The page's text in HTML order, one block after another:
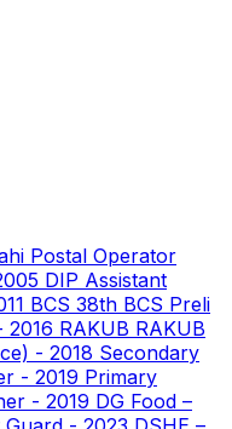
Postal Operator
DIP Assistant
BCS 38th BCS Preli
2016 RAKUB RAKUB
- 2018 Secondary
- 2019 Primary
- 2019 DG Food –